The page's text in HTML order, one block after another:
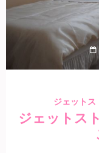
ジェットス
ジェットス